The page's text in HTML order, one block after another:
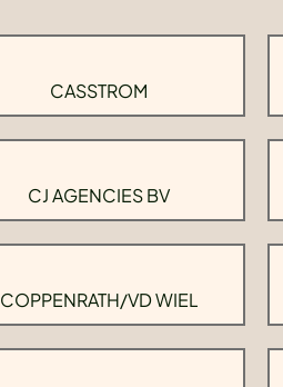
CASSTROM
CJ AGENCIES BV
COPPENRATH/VD WIEL